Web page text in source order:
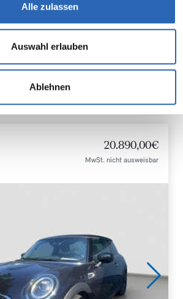
Alle zulassen
Auswahl erlauben
Ablehnen
kombiniert:
20.890,00€
MwSt. nicht ausweisbar